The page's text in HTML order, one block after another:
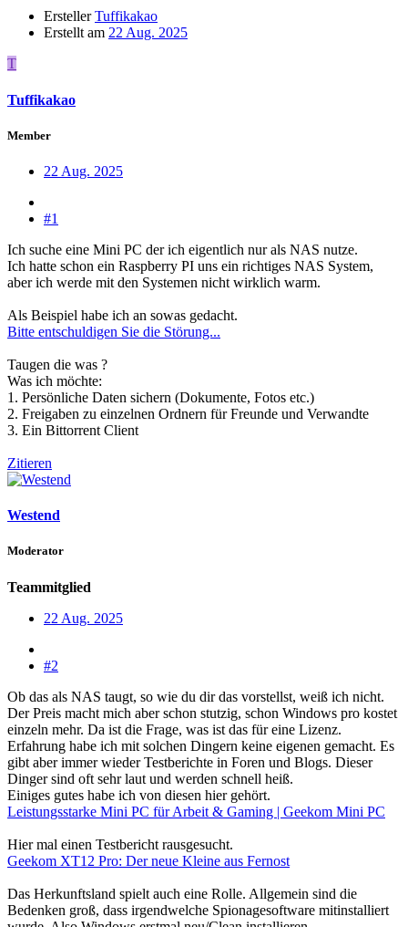
Ersteller Tuffikakao
Erstellt am 22 Aug. 2025
T
Tuffikakao
Member
22 Aug. 2025
#1
Ich suche eine Mini PC der ich eigentlich nur als NAS nutze.
Ich hatte schon ein Raspberry PI uns ein richtiges NAS System,
aber ich werde mit den Systemen nicht wirklich warm.
Als Beispiel habe ich an sowas gedacht.
Bitte entschuldigen Sie die Störung...
Taugen die was ?
Was ich möchte:
1. Persönliche Daten sichern (Dokumente, Fotos etc.)
2. Freigaben zu einzelnen Ordnern für Freunde und Verwandte
3. Ein Bittorrent Client
Zitieren
Westend
Moderator
Teammitglied
22 Aug. 2025
#2
Ob das als NAS taugt, so wie du dir das vorstellst, weiß ich nicht.
Der Preis macht mich aber schon stutzig, schon Windows pro kostet
einzeln mehr. Da ist die Frage, was ist das für eine Lizenz.
Erfahrung habe ich mit solchen Dingern keine eigenen gemacht. Es
gibt aber immer wieder Testberichte in Foren und Blogs. Dieser
Dinger sind oft sehr laut und werden schnell heiß.
Einiges gutes habe ich von diesen hier gehört.
Leistungsstarke Mini PC für Arbeit & Gaming | Geekom Mini PC
Hier mal einen Testbericht rausgesucht.
Geekom XT12 Pro: Der neue Kleine aus Fernost
Das Herkunftsland spielt auch eine Rolle. Allgemein sind die
Bedenken groß, dass irgendwelche Spionagesoftware mitinstalliert